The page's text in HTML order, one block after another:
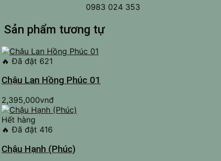
0983 024 353
Sản phẩm tương tự
🔥 Đã đặt 621
Chậu Lan Hồng Phúc 01
2,395,000vnđ
Hết hàng
🔥 Đã đặt 416
Chậu Hạnh (Phúc)